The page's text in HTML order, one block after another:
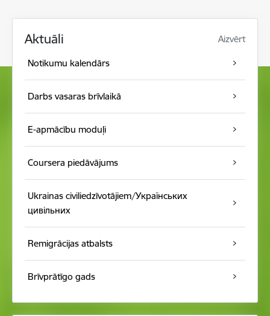
Aktuāli Aizvērt
Notikumu kalendār s
Darbs vasaras brīvlaikā
E-apmācību moduļi
Coursera piedāvājums
Ukrainas civiliedzīvotājiem/Українських
цивільних
Remigrācijas atbalsts
Brīvprātīgo gads